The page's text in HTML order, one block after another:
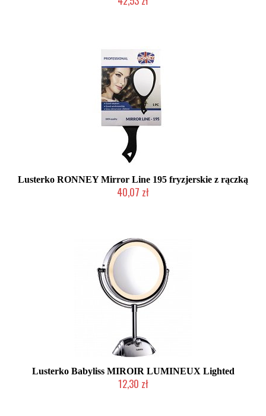
Lusterko RONNEY Mirror Line 195 fryzjerskie z rączką
40,07 zł
Lusterko Babyliss MIROIR LUMINEUX Lighted
12,30 zł